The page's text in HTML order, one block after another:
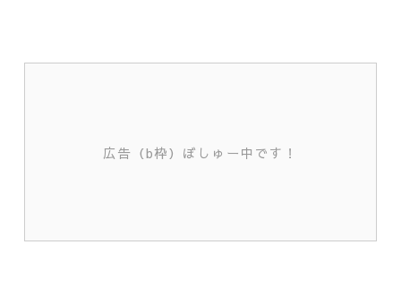
広告（b枠）ぼしゅー中です！